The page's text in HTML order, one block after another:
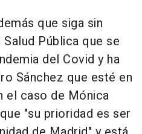
que siga sin
Pública que se
del Covid y ha
Sánchez que esté en
el caso de Mónica
"su prioridad es ser